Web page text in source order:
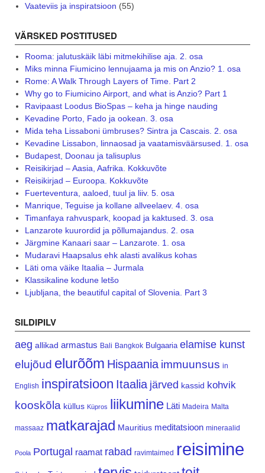
Vaateviis ja inspiratsioon (55)
VÄRSKED POSTITUSED
Rooma: jalutuskäik läbi mitmekihilise aja. 2. osa
Miks minna Fiumicino lennujaama ja mis on Anzio? 1. osa
Rome: A Walk Through Layers of Time. Part 2
Why go to Fiumicino Airport, and what is Anzio? Part 1
Ravipaast Loodus BioSpas – keha ja hinge nauding
Kevadine Porto, Fado ja ookean. 3. osa
Mida teha Lissaboni ümbruses? Sintra ja Cascais. 2. osa
Kevadine Lissabon, linnaosad ja vaatamisväärsused. 1. osa
Budapest, Doonau ja talisuplus
Reisikirjad – Aasia, Aafrika. Kokkuvõte
Reisikirjad – Euroopa. Kokkuvõte
Fuerteventura, aaloed, tuul ja liiv. 5. osa
Manrique, Teguise ja kollane allveelaev. 4. osa
Timanfaya rahvuspark, koopad ja kaktused. 3. osa
Lanzarote kuurordid ja põllumajandus. 2. osa
Järgmine Kanaari saar – Lanzarote. 1. osa
Mudaravi Haapsalus ehk alasti avalikus kohas
Läti oma väike Itaalia – Jurmala
Klassikaline kodune letšo
Ljubljana, the beautiful capital of Slovenia. Part 3
SILDIPILV
aeg allikad armastus Bali Bangkok Bulgaaria elamise kunst
elujõud elurõõm Hispaania immuunsus in
English inspiratsioon Itaalia järved kassid kohvik
kooskõla küllus Küpros liikumine Läti Madeira Malta
massaaz matkarajad Mauritius meditatsioon mineraalid
Poola Portugal raamat rabad ravimtaimed reisimine